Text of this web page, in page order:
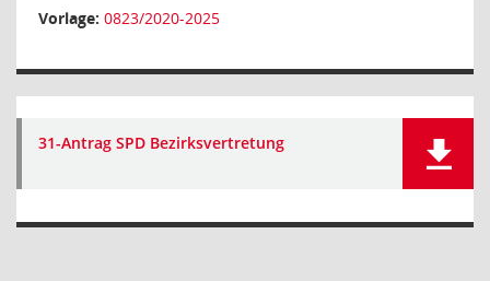
Vorlage: 0823/2020-2025
31-Antrag SPD Bezirksvertretung